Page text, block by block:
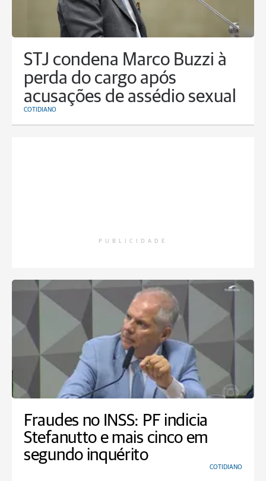
STJ condena Marco Buzzi à
perda do cargo após
acusações de assédio sexual
COTIDIANO
PUBLICIDADE
Fraudes no INSS: PF indicia
Stefanutto e mais cinco em
segundo inquérito
COTIDIANO